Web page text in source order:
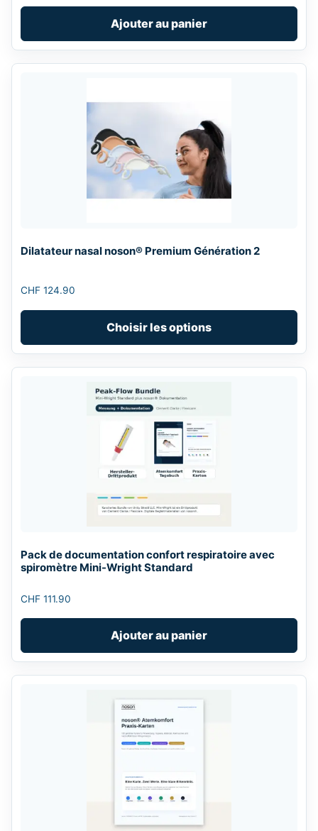
Ajouter au panier
Dilatateur nasal noson® Premium Génération 2
CHF 124.90
Choisir les options
on
product
page
Pack de documentation confort respiratoire avec
spiromètre Mini-Wright Standard
CHF 111.90
Ajouter au panier